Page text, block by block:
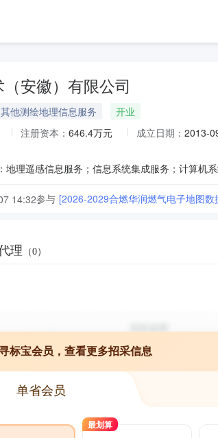
安徽）有限公司
其他测绘地理信息服务
开业
注册资本： 646.4万元 成立日期： 2013-
14:32参与 [2026-2029合燃华润燃气电子地图
理 （0）
标宝会员，查看更多招采信息
单省会员
最划算